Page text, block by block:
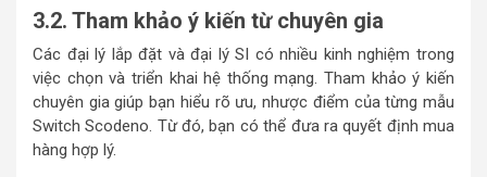
3.2. Tham khảo ý kiến từ chuyên gia
Các đại lý lắp đặt và đại lý SI có nhiều kinh nghiệm trong
việc chọn và triển khai hệ thống mạng. Tham khảo ý kiến
chuyên gia giúp bạn hiểu rõ ưu, nhược điểm của từng mẫu
Switch Scodeno. Từ đó, bạn có thể đưa ra quyết định mua
hàng hợp lý.